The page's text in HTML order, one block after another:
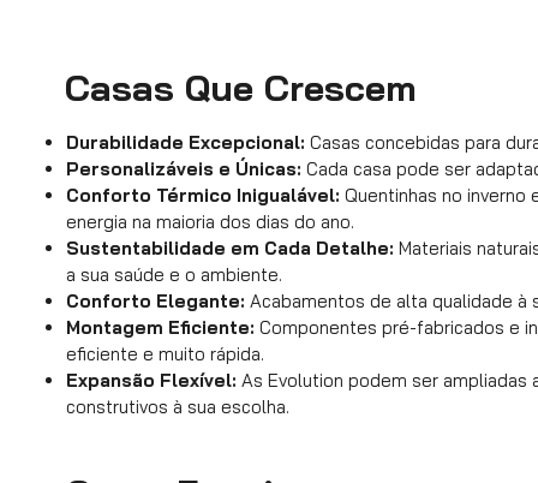
Casas Que Crescem
Durabilidade Excepcional: Casas concebidas para
Personalizáveis e Únicas: Cada casa pode ser
Conforto Térmico Inigualável: Quentinhas no
energia na maioria dos dias do ano.
Sustentabilidade em Cada Detalhe: Materiais
a sua saúde e o ambiente.
Conforto Elegante: Acabamentos de alta qualidade à
Montagem Eficiente: Componentes pré-fabricados e
eficiente e muito rápida.
Expansão Flexível: As Evolution podem ser
construtivos à sua escolha.